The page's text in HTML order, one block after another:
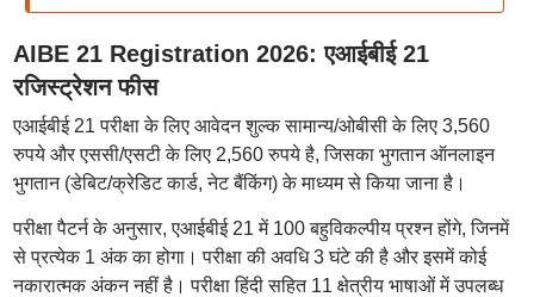
AIBE 21 Registration 2026: एआईबीई 21
रजिस्ट्रेशन फीस
एआईबीई 21 परीक्षा के लिए आवेदन शुल्क सामान्य/ओबीसी के लिए 3,560
रुपये और एससी/एसटी के लिए 2,560 रुपये है, जिसका भुगतान ऑनलाइन
भुगतान (डेबिट/क्रेडिट कार्ड, नेट बैंकिंग) के माध्यम से किया जाना है।
परीक्षा पैटर्न के अनुसार, एआईबीई 21 में 100 बहुविकल्पीय प्रश्न होंगे, जिनमें
से प्रत्येक 1 अंक का होगा। परीक्षा की अवधि 3 घंटे की है और इसमें कोई
नकारात्मक अंकन नहीं है। परीक्षा हिंदी सहित 11 क्षेत्रीय भाषाओं में उपलब्ध